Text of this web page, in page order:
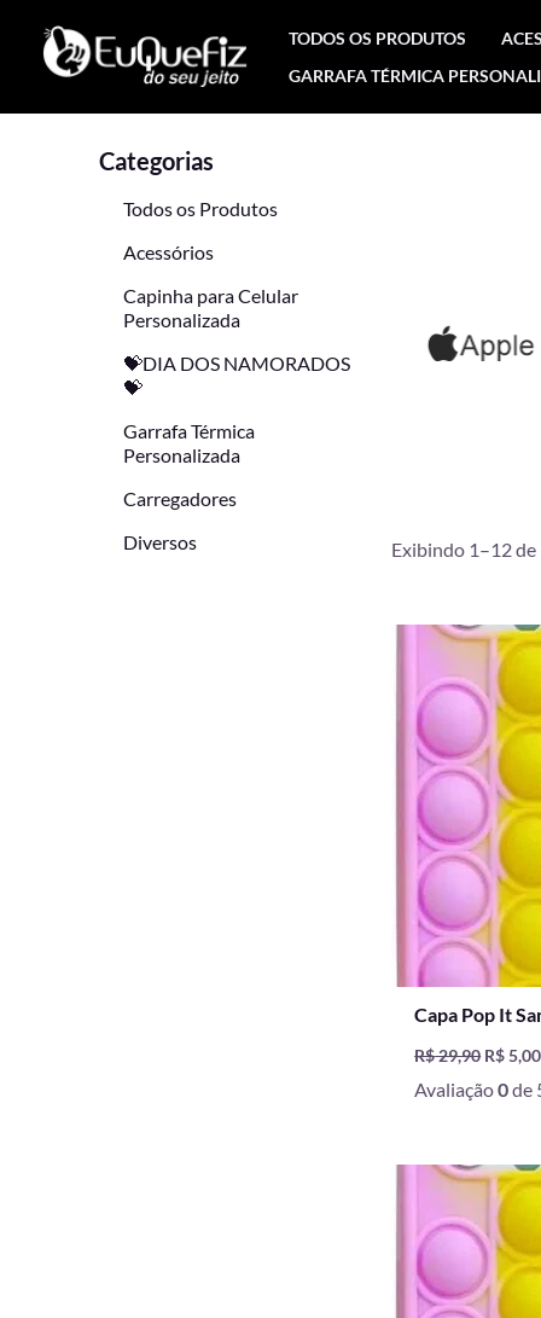
conteúdo
TODOS OS PRODUTOS
GARRAFA TÉRMICA
Categorias
Todos os Produtos
Acessórios
Capinha para Celular
Personalizada
💝DIA DOS NAMORADOS
💝
Garrafa Térmica
Personalizada
Carregadores
Diversos
Exibindo 1–12
Capa Pop It
R$29,90
O
preço
original
era:
R$
R$5,00
Avaliação0de
O
preço
original
era:
R$